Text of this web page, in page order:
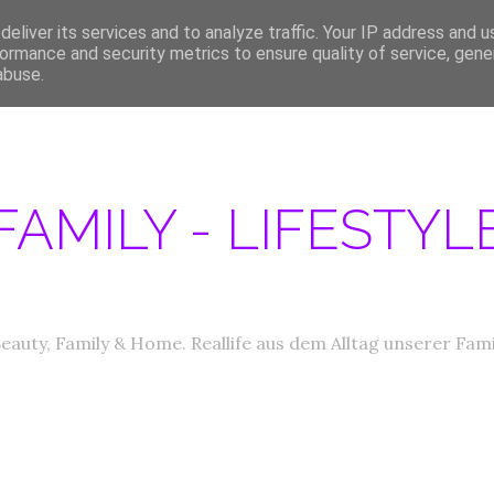
MEDIA DATEN ABOUT PRODUKTTESTER GESUCHT
-
Family & Home. Reallife aus dem Alltag unserer
its services and to analyze traffic. Your IP address and
and security metrics to ensure quality of service,